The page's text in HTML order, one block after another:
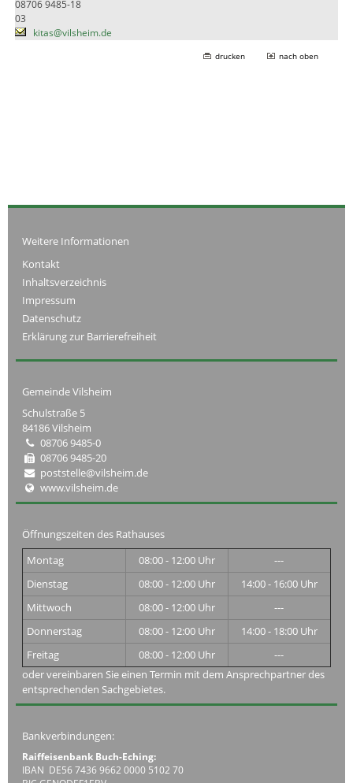
08706 9485-18
03
kitas@vilsheim.de
drucken nach oben
Weitere Informationen
Kontakt
Inhaltsverzeichnis
Impressum
Datenschutz
Erklärung zur Barrierefreiheit
Gemeinde Vilsheim
Schulstraße 5
84186 Vilsheim
08706 9485-0
08706 9485-20
poststelle@vilsheim.de
www.vilsheim.de
Öffnungszeiten des Rathauses
Montag
08:00 - 12:00 Uhr
---
Dienstag
08:00 - 12:00 Uhr
14:00 - 16:00 Uhr
Mittwoch
08:00 - 12:00 Uhr
---
Donnerstag
08:00 - 12:00 Uhr
14:00 - 18:00 Uhr
Freitag
08:00 - 12:00 Uhr
---
oder vereinbaren Sie einen Termin mit dem Ansprechpartner des
entsprechenden Sachgebietes.
Bankverbindungen:
Raiffeisenbank Buch-Eching:
IBAN DE56 7436 9662 0000 5102 70